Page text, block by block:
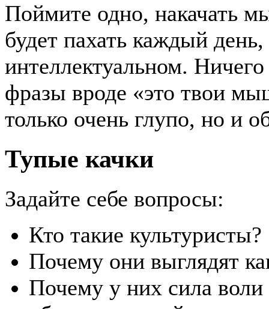
Поймите одно, накачать
будет пахать каждый
интеллектуальном.
фразы вроде «это твои
только очень глупо, но и
Тупые качки
Задайте себе вопросы:
Кто такие культуристы?
Почему они выглядят
Почему у них сила воли